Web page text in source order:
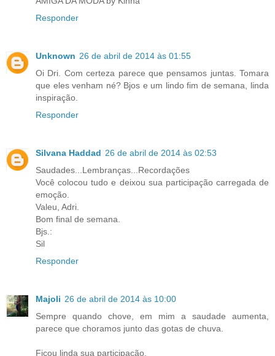
Responder
Unknown 26 de abril de 2014 às 01:55
Oi Dri. Com certeza parece que pensamos juntas. Tomara
que eles venham né? Bjos e um lindo fim de semana, linda
inspiração.
Responder
Silvana Haddad 26 de abril de 2014 às 02:53
Saudades...Lembranças...Recordações
Você colocou tudo e deixou sua participação carregada de
emoção.
Valeu, Adri.
Bom final de semana.
Bjs.:
Sil
Responder
Majoli 26 de abril de 2014 às 10:00
Sempre quando chove, em mim a saudade aumenta,
parece que choramos junto das gotas de chuva.
Ficou linda sua participação.